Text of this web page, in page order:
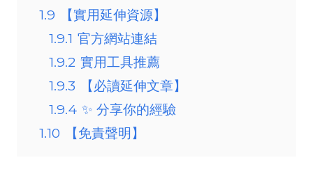
1.9
【實用延伸資源】
1.9.1 官方網站連結
1.9.2 實用工具推薦
1.9.3
【必讀延伸文章】
1.9.4 ✨ 分享你的經驗
1.10
【免責聲明】